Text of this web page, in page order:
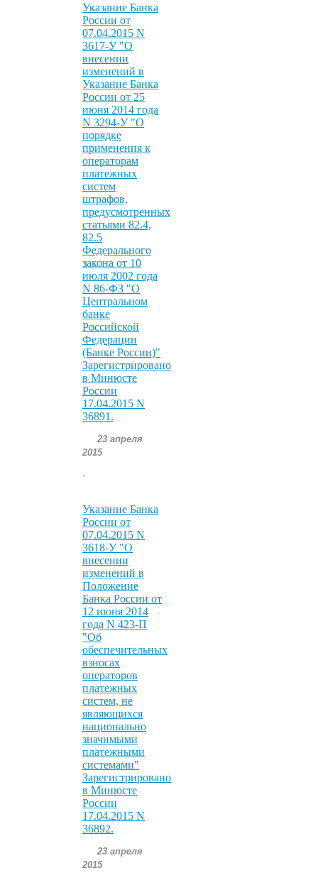
Указание Банка
России от
07.04.2015 N
3617-У "О
внесении
изменений в
Указание Банка
России от 25
июня 2014 года
N 3294-У "О
порядке
применения к
операторам
платежных
систем
штрафов,
предусмотренных
статьями 82.4,
82.5
Федерального
закона от 10
июля 2002 года
N 86-ФЗ "О
Центральном
банке
Российской
Федерации
(Банке России)"
Зарегистрировано
в Минюсте
России
17.04.2015 N
36891.
23 апреля
2015
.
Указание Банка
России от
07.04.2015 N
3618-У "О
внесении
изменений в
Положение
Банка России от
12 июня 2014
года N 423-П
"Об
обеспечительных
взносах
операторов
платежных
систем, не
являющихся
национально
значимыми
платежными
системами"
Зарегистрировано
в Минюсте
России
17.04.2015 N
36892.
23 апреля
2015